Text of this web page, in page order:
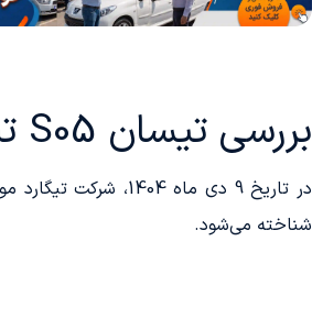
بررسی تیسان S05 تیگارد موتور (Tissan S05)
شناخته می‌شود.